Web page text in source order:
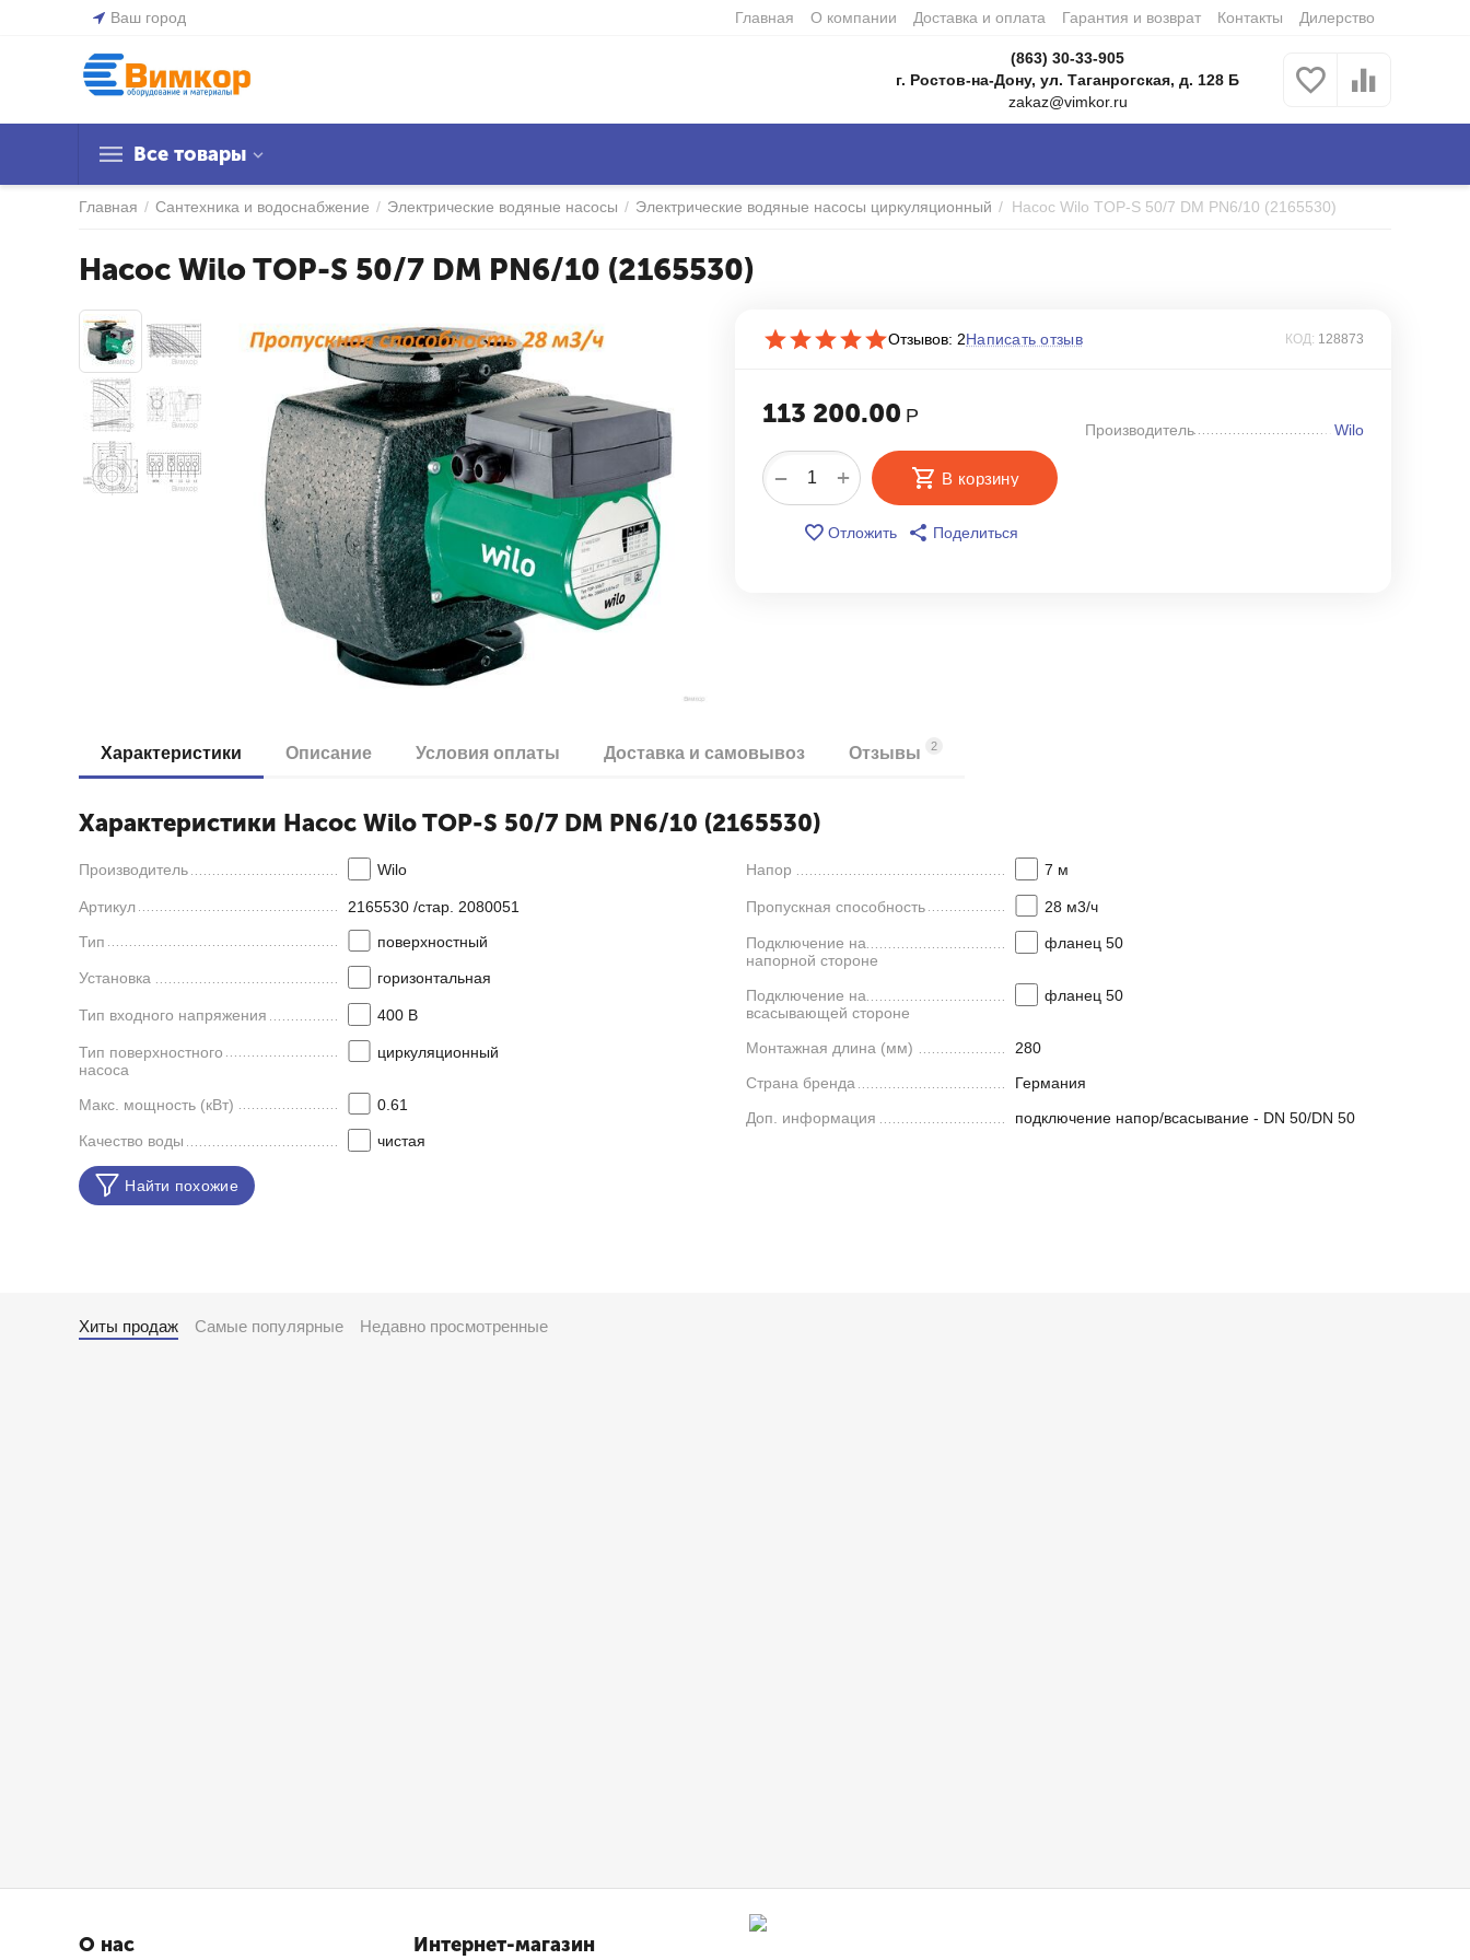
Ваш город Главная О компании Доставка и оплата Гарантия и возврат Контакты Дилерство
(863) 30-33-905
г. Ростов-на-Дону, ул. Таганрогская, д. 128 Б
zakaz@vimkor.ru
Все товары
Главная / Сантехника и водоснабжение / Электрические водяные насосы / Электрические водяные насосы циркуляционный / Насос Wilo TOP-S 50/7 DM PN6/10 (2165530)
Насос Wilo TOP-S 50/7 DM PN6/10 (2165530)
Отзывов: 2Написать отзыв КОД: 128873
113 200.00 Р
+
− В корзину
Отложить Поделиться
Производитель Wilo
Характеристики Описание Условия оплаты Доставка и самовывоз Отзывы 2
Характеристики Насос Wilo TOP-S 50/7 DM PN6/10 (2165530)
Производитель Wilo
Артикул
2165530 /стар. 2080051
Тип
поверхностный
Установка горизонтальная
Тип входного напряжения 400 В
Тип поверхностного
насоса
циркуляционный
Макс. мощность (кВт) 0.61
Качество воды чистая
Напор 7 м
Пропускная способность 28 м3/ч
Подключение на
напорной стороне
фланец 50
Подключение на
всасывающей стороне
фланец 50
Монтажная длина (мм)
280
Страна бренда
Германия
Доп. информация
подключение напор/всасывание - DN 50/DN 50
Найти похожие
Хиты продаж Самые популярные Недавно просмотренные
О нас Интернет-магазин